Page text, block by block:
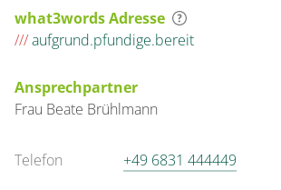
what3words Adresse
///aufgrund.pfundige.bereit
Ansprechpartner
Frau Beate Brühlmann
Telefon +49 6831 444449